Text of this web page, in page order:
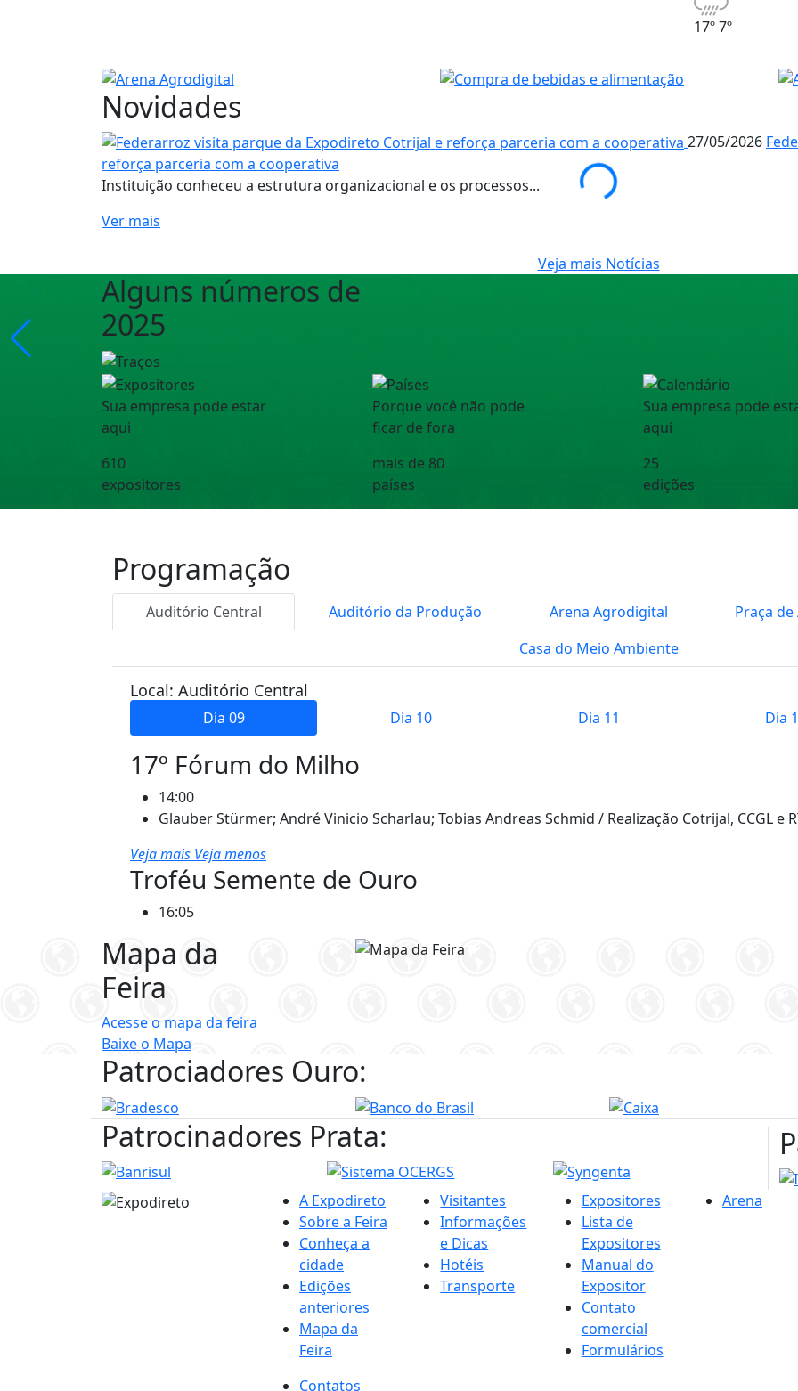
17º7º
Novidades
27/05/2026
reforça parceria com a cooperativa
Instituição conheceu a estrutura organizacional e os processos...
Ver mais
Veja mais Notícias
Alguns números de
2025
Sua empresa pode estar
aqui
610
expositores
Porque você não pode
ficar de fora
mais de 80
países
Sua empresa pode
aqui
25
edições
Programação
Auditório Central Auditório da Produção Arena Agrodigital Praça
Casa do Meio Ambiente
Local: Auditório Central
Dia 09 Dia 10 Dia 11 Dia
17º Fórum do Milho
14:00
Glauber Stürmer; André Vinicio Scharlau; Tobias Andreas Schmid / Realização Cotrijal, CCGL e
Veja mais Veja menos
Troféu Semente de Ouro
16:05
Mapa da
Feira
Acesse o mapa da feira
Baixe o Mapa
Patrociadores Ouro:
Patrocinadores Prata:
A Expodireto
Sobre a Feira
Conheça a
cidade
Edições
anteriores
Mapa da
Feira
Visitantes
Informações
e Dicas
Hotéis
Transporte
Expositores
Lista de
Expositores
Manual do
Expositor
Contato
comercial
Formulários
Arena
Contatos